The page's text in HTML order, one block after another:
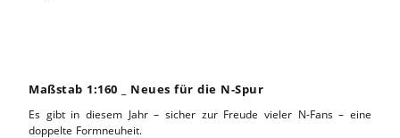
Maßstab 1:160 _ Neues für die N-Spur
Es gibt in diesem Jahr – sicher zur Freude vieler N-Fans – eine
doppelte Formneuheit.